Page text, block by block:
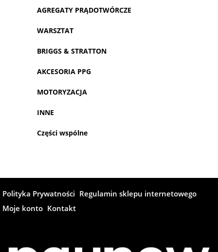
AGREGATY PRĄDOTWÓRCZE
WARSZTAT
BRIGGS & STRATTON
AKCESORIA PPG
MOTORYZACJA
INNE
Części wspólne
Polityka Prywatności Regulamin sklepu internetowego
Moje konto Kontakt